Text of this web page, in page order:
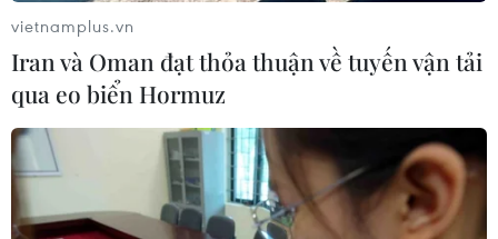
Việt Nam bàn giao gạo sản xuất tại
Cuba cho đối tác
05/08/2026 02:27
CELAC lần đầu tổ chức đối thoại giữa
các ứng cử viên Tổng Thư ký Liên
hợp quốc
vietnamplus.vn
Iran và Oman đạt thỏa thuận về tuyến vận tải
qua eo biển Hormuz